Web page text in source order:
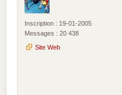
Inscription : 19-01-2005
Messages : 20 438
Site Web